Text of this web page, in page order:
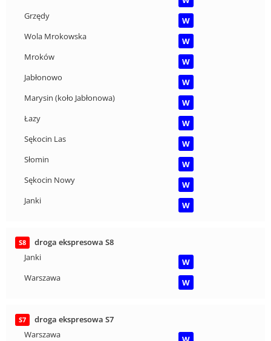
Grzędy
W
Wola Mrokowska
W
Mroków
W
Jabłonowo
W
Marysin (koło Jabłonowa)
W
Łazy
W
Sękocin Las
W
Słomin
W
Sękocin Nowy
W
Janki
W
S8
droga ekspresowa S8
Janki
W
Warszawa
W
S7
droga ekspresowa S7
Warszawa